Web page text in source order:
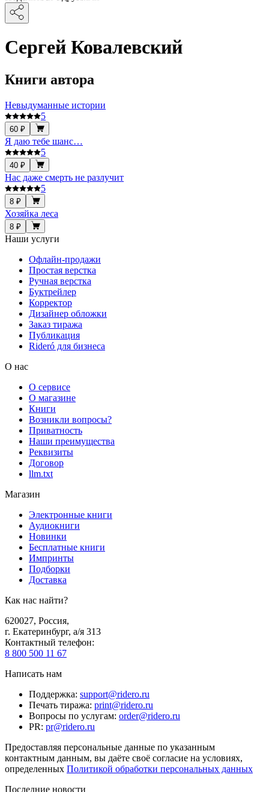
Сергей Ковалевский
Книги автора
Невыдуманные истории
5
60 ₽
Я даю тебе шанс…
5
40 ₽
Нас даже смерть не разлучит
5
8 ₽
Хозяйка леса
8 ₽
Наши услуги
Офлайн-продажи
Простая верстка
Ручная верстка
Буктрейлер
Корректор
Дизайнер обложки
Заказ тиража
Публикация
Rideró для бизнеса
О нас
О сервисе
О магазине
Книги
Возникли вопросы?
Приватность
Наши преимущества
Реквизиты
Договор
llm.txt
Магазин
Электронные книги
Аудиокниги
Новинки
Бесплатные книги
Импринты
Подборки
Доставка
Как нас найти?
620027, Россия,
г. Екатеринбург, а/я 313
Контактный телефон:
8 800 500 11 67
Написать нам
Поддержка: support@ridero.ru
Печать тиража: print@ridero.ru
Вопросы по услугам: order@ridero.ru
PR: pr@ridero.ru
Предоставляя персональные данные по указанным
контактным данным, вы даёте своё согласие на условиях,
определенных Политикой обработки персональных данных
Последние новости